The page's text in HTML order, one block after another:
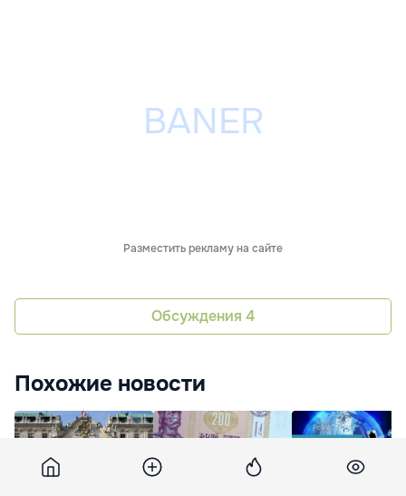
Разместить рекламу на сайте
Обсуждения 4
Похожие новости